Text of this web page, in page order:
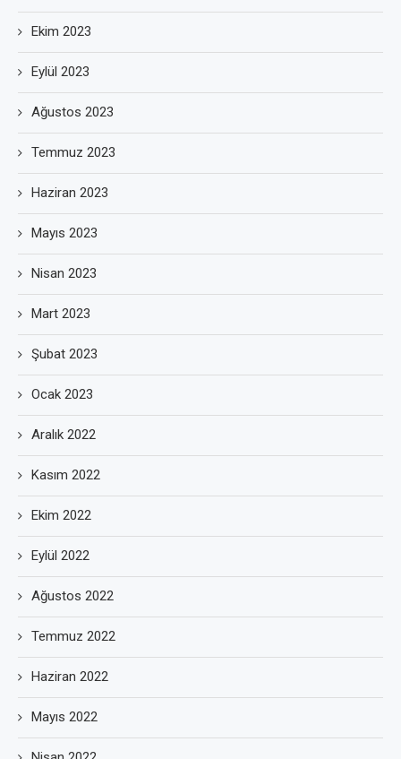
Ekim 2023
Eylül 2023
Ağustos 2023
Temmuz 2023
Haziran 2023
Mayıs 2023
Nisan 2023
Mart 2023
Şubat 2023
Ocak 2023
Aralık 2022
Kasım 2022
Ekim 2022
Eylül 2022
Ağustos 2022
Temmuz 2022
Haziran 2022
Mayıs 2022